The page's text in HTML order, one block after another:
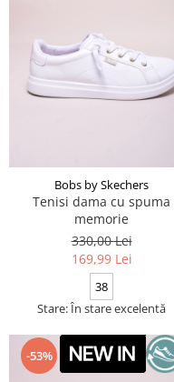
Bobs by Skechers
Tenisi dama cu spuma
memorie
330,00 Lei
169,99 Lei
38
Stare: În stare excelentă
-53%